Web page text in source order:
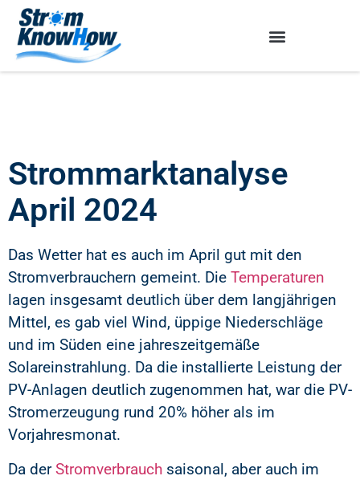
Strommarktanalyse
April 2024
Das Wetter hat es auch im April gut mit den
Stromverbrauchern gemeint. Die Temperaturen
lagen insgesamt deutlich über dem langjährigen
Mittel, es gab viel Wind, üppige Niederschläge
und im Süden eine jahreszeitgemäße
Solareinstrahlung. Da die installierte Leistung der
PV-Anlagen deutlich zugenommen hat, war die PV-
Stromerzeugung rund 20% höher als im
Vorjahresmonat.
Da derStromverbrauch saisonal, aber auch im